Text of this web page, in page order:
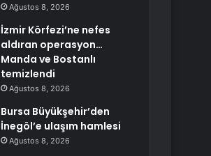
Ağustos 8, 2026
İzmir Körfezi’ne nefes
aldıran operasyon…
Manda ve Bostanlı
temizlendi
Ağustos 8, 2026
Bursa Büyükşehir’den
İnegöl’e ulaşım hamlesi
Ağustos 8, 2026